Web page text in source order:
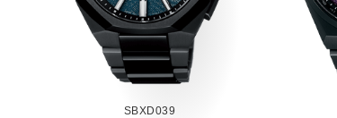
SBXD039